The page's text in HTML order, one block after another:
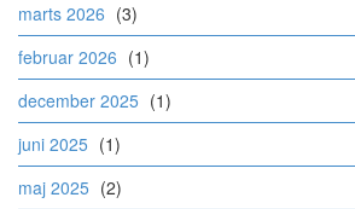
marts 2026 (3)
februar 2026 (1)
december 2025 (1)
juni 2025 (1)
maj 2025 (2)